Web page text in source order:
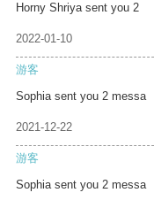
Horny Shriya sent you 2
2022-01-10
游客
Sophia sent you 2 messa
2021-12-22
游客
Sophia sent you 2 messa